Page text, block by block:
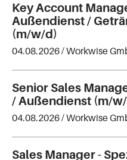
Key Account
Außendienst /
(m/w/d)
04.08.2026 /Workwise
Senior Sales
/ Außendienst (m/
04.08.2026 /Workwise
Sales Manager -